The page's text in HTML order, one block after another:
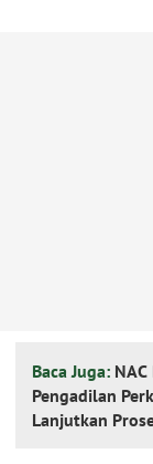
Baca Juga:
Pengadilan
Lanjutkan